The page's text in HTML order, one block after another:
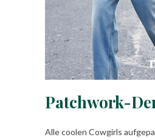
Patchwork-
Alle coolen Cowgirls